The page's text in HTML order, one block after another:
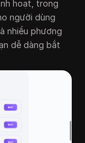
hoạt, trong
người dùng
nhiều phương
dễ dàng bắt